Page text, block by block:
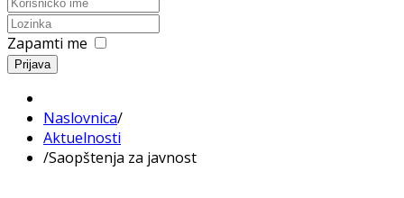
Zapamti me
Prijava
Naslovnica/
Aktuelnosti
/Saopštenja za javnost